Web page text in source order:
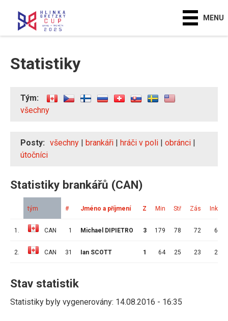
MENU
Statistiky
Tým:
všechny
Posty: všechny | brankáři | hráči v poli | obránci |
útočníci
Statistiky brankářů (CAN)
tým # Jméno a příjmení Z Min Stř Zás Ink
1. CAN 1 Michael DIPIETRO 3 179 78 72 6
2. CAN 31 Ian SCOTT 1 64 25 23 2
Stav statistik
Statistiky byly vygenerovány: 14.08.2016 - 16:35